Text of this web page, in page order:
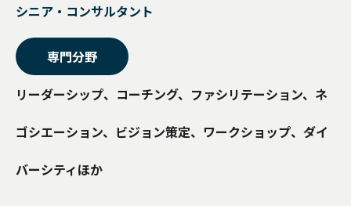
シニア・コンサルタント
専門分野
リーダーシップ、コーチング、ファシリテーション、ネ
ゴシエーション、ビジョン策定、ワークショップ、ダイ
バーシティほか
所属する組織の中で研修を実施することが可能です。各種プログラム
を組織内で幅広く展開することができます。
変革に向けて人々を導く
バーチャル・リーダーシップ